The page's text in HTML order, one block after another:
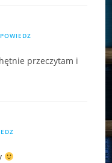
przeczytam i